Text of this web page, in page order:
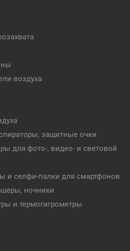
воздуха
защитные очки
для фото-, видео- и световой
и селфи-палки для смартфонов
ночники
и термогигрометры